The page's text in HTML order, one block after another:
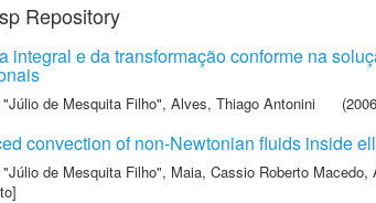
Repository
integral e da transformação conforme na
de Mesquita Filho", Alves, Thiago Antonini
convection of non-Newtonian fluids inside
de Mesquita Filho", Maia, Cassio Roberto Macedo,